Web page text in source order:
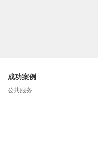
成功案例
公共服务